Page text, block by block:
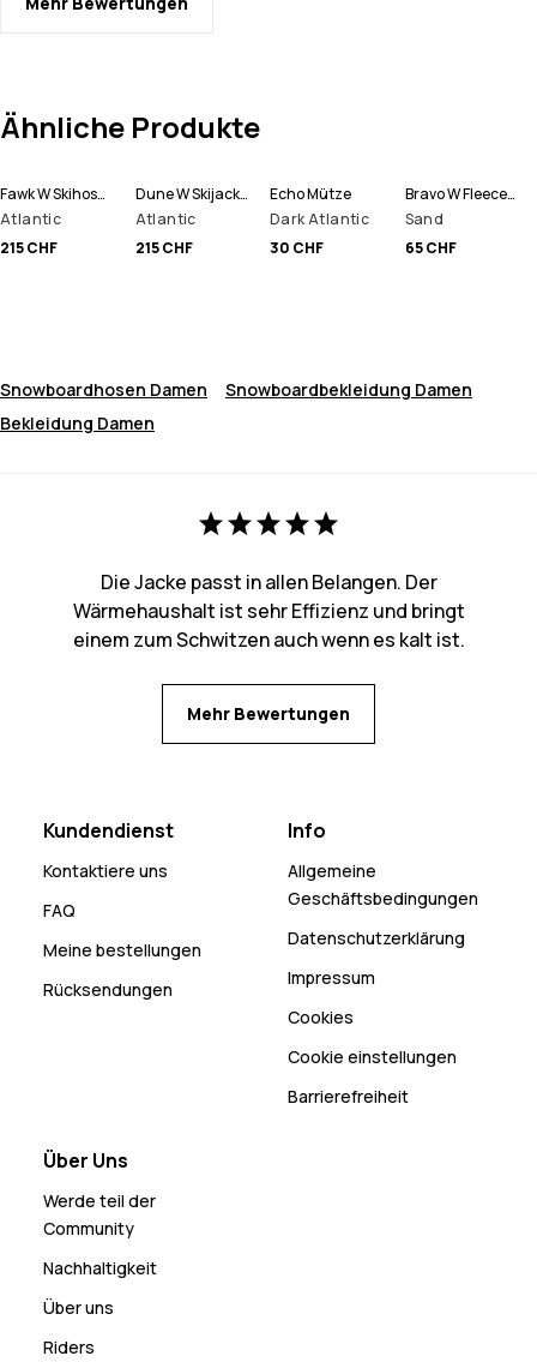
Ähnliche Produkte
Fawk W Skihose Damen
Atlantic
215 CHF
Dune W Skijacke Damen
Atlantic
215 CHF
Echo Mütze
Dark Atlantic
30 CHF
Bravo W Fleecepullover Damen
Sand
65 CHF
Snowboardhosen Damen
Snowboardbekleidung Damen
Bekleidung Damen
Die Jacke passt in allen Belangen. Der
Wärmehaushalt ist sehr Effizienz und bringt
einem zum Schwitzen auch wenn es kalt ist.
Mehr Bewertungen
Kundendienst
Kontaktiere uns
FAQ
Meine bestellungen
Rücksendungen
Info
Allgemeine
Geschäftsbedingungen
Datenschutzerklärung
Impressum
Cookies
Cookie einstellungen
Barrierefreiheit
Über Uns
Werde teil der
Community
Nachhaltigkeit
Über uns
Riders